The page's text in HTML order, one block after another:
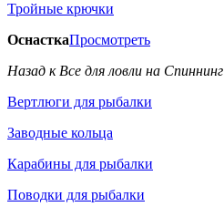
Тройные крючки
ОснасткаПросмотреть
Назад к Все для ловли на Спиннинг
Вертлюги для рыбалки
Заводные кольца
Карабины для рыбалки
Поводки для рыбалки